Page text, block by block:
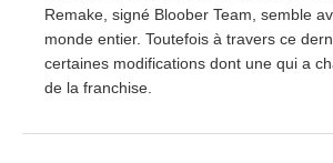
Remake, signé Bloober Team, semble
monde entier. Toutefois à travers ce
certaines modifications dont une qui a
de la franchise.